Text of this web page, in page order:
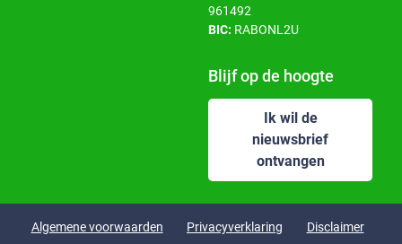
961492
BIC: RABONL2U
Blijf op de hoogte
Ik wil de
nieuwsbrief
ontvangen
Algemene voorwaarden Privacyverklaring Disclaimer